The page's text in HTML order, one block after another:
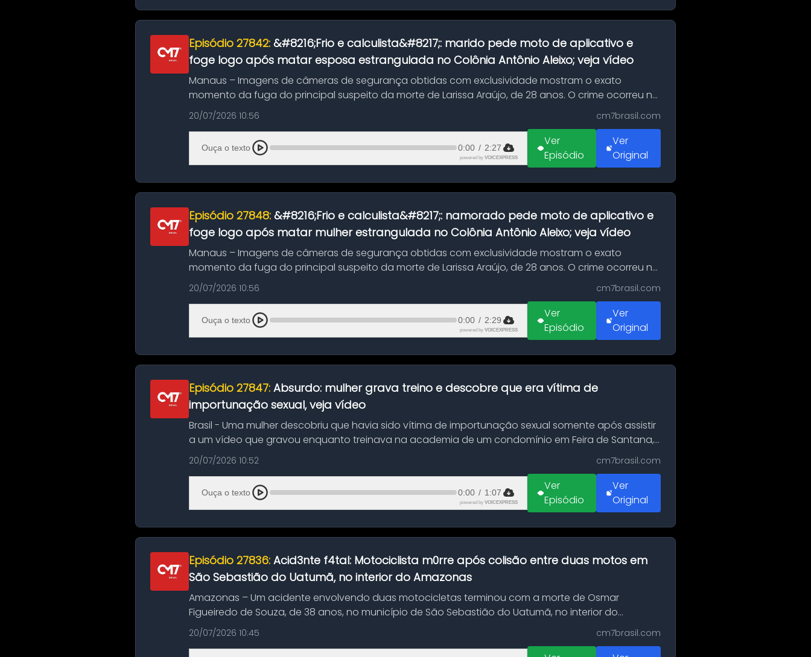
Episódio 27842: &#8216;Frio e calculista&#8217;: marido pede moto de aplicativo e
foge logo após matar esposa estrangulada no Colônia Antônio Aleixo; veja vídeo
Manaus – Imagens de câmeras de segurança obtidas com exclusividade mostram o exato
momento da fuga do principal suspeito da morte de Larissa Araújo, de 28 anos. O crime ocorreu na
noite deste último d...
20/07/2026 10:56 cm7brasil.com
Ouça o texto 0:00 / 2:27
powered by VOICEXPRESS
Ver
Episódio
Ver
Original
Episódio 27848: &#8216;Frio e calculista&#8217;: namorado pede moto de aplicativo e
foge logo após matar mulher estrangulada no Colônia Antônio Aleixo; veja vídeo
Manaus – Imagens de câmeras de segurança obtidas com exclusividade mostram o exato
momento da fuga do principal suspeito da morte de Larissa Araújo, de 28 anos. O crime ocorreu na
noite deste último d...
20/07/2026 10:56 cm7brasil.com
Ouça o texto 0:00 / 2:29
powered by VOICEXPRESS
Ver
Episódio
Ver
Original
Episódio 27847: Absurdo: mulher grava treino e descobre que era vítima de
importunação sexual, veja vídeo
Brasil - Uma mulher descobriu que havia sido vítima de importunação sexual somente após assistir
a um vídeo que gravou enquanto treinava na academia de um condomínio em Feira de Santana,
na Bahia. O c...
20/07/2026 10:52 cm7brasil.com
Ouça o texto 0:00 / 1:07
powered by VOICEXPRESS
Ver
Episódio
Ver
Original
Episódio 27836: Acid3nte f4tal: Motociclista m0rre após colisão entre duas motos em
São Sebastião do Uatumã, no interior do Amazonas
Amazonas – Um acidente envolvendo duas motocicletas terminou com a morte de Osmar
Figueiredo de Souza, de 38 anos, no município de São Sebastião do Uatumã, no interior do
Amazonas. A colisão ocorreu n...
20/07/2026 10:45 cm7brasil.com